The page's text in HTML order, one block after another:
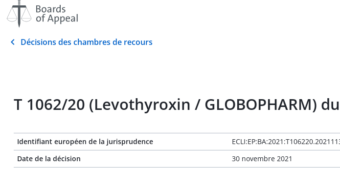
Décisions des chambres de recours
T 1062/20 (Levothyroxin / GLOBOPHARM)
Identifiant européen de la jurisprudence
Date de la décision
30 novembre 2021